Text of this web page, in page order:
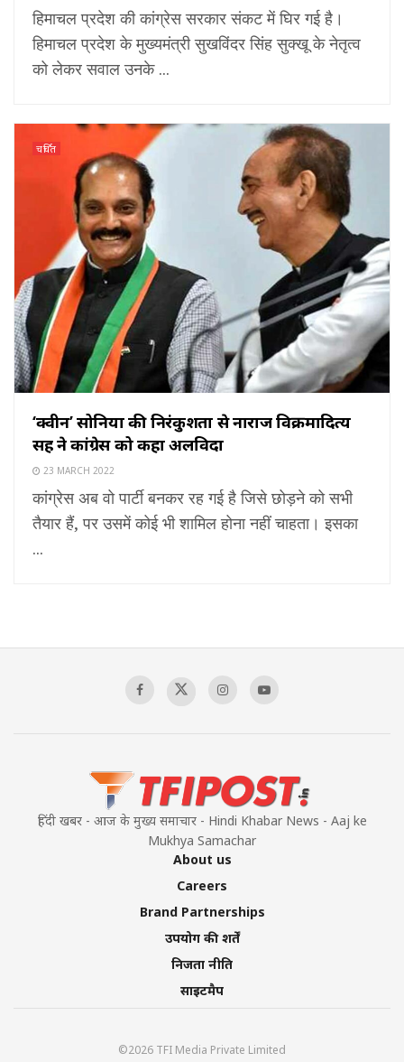
हिमाचल प्रदेश की कांग्रेस सरकार संकट में घिर गई है।
हिमाचल प्रदेश के मुख्यमंत्री सुखविंदर सिंह सुक्खू के नेतृत्व
को लेकर सवाल उनके ...
चर्चित
‘क्वीन’ सोनिया की निरंकुशता से नाराज विक्रमादित्य
सिंह ने कांग्रेस को कहा अलविदा
23 MARCH 2022
कांग्रेस अब वो पार्टी बनकर रह गई है जिसे छोड़ने को सभी
तैयार हैं, पर उसमें कोई भी शामिल होना नहीं चाहता। इसका
...
हिंदी खबर - आज के मुख्य समाचार - Hindi Khabar News - Aaj ke
Mukhya Samachar
About us
Careers
Brand Partnerships
उपयोग की शर्तें
निजता नीति
साइटमैप
©2026 TFI Media Private Limited